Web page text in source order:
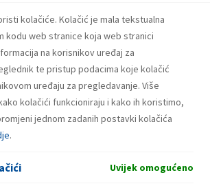
kolačiće. Kolačić je mala tekstualna
kodu web stranice koja web stranici
na korisnikov uređaj za
te pristup podacima koje kolačić
uređaju za pregledavanje. Više
kolačići funkcioniraju i kako ih koristimo,
jednom zadanih postavki kolačića
.
Uvijek omogućeno
milijuna eura